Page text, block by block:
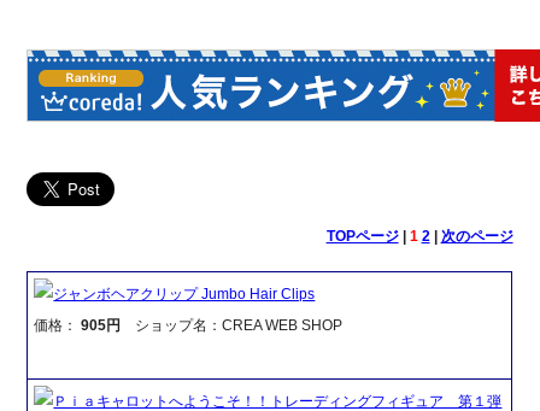
TOPページ| 1 2| 次のページ
ジャンボヘアクリップ Jumbo Hair Clips
価格：905円 ショップ名：CREA WEB SHOP
Ｐｉａキャロットへようこそ！！トレーディングフィギュア 第１弾